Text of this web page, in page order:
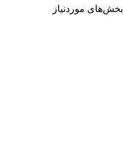
بخش‌های موردنیاز